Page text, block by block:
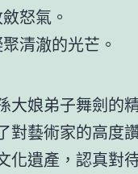
怒氣。
清澈的光芒。
大娘弟子舞劍的
對藝術家的高度
化遺產，認真對